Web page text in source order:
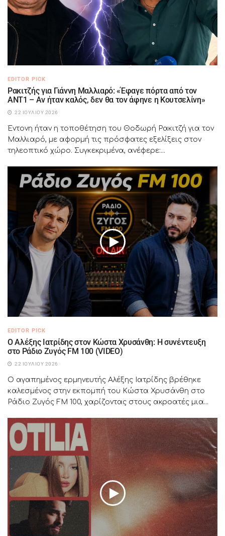
EDITOR PICK
Ρακιτζής για Γιάννη Μαλλιαρό: «Έφαγε πόρτα από τον
ΑΝΤ1 – Αν ήταν καλός, δεν θα τον άφηνε η Κουτσελίνη»
22 ΙΟΥΛΊΟΥ 2026
Έντονη ήταν η τοποθέτηση του Θοδωρή Ρακιτζή για τον
Μαλλιαρό, με αφορμή τις πρόσφατες εξελίξεις στον
τηλεοπτικό χώρο. Συγκεκριμένα, ανέφερε:...
EDITOR PICK
Ο Αλέξης Ιατρίδης στον Κώστα Χρυσάνθη: Η συνέντευξη
στο Ράδιο Ζυγός FM 100 (VIDEO)
22 ΙΟΥΛΊΟΥ 2026
Ο αγαπημένος ερμηνευτής Αλέξης Ιατρίδης βρέθηκε
καλεσμένος στην εκπομπή του Κώστα Χρυσάνθη στο
Ράδιο Ζυγός FM 100, χαρίζοντας στους ακροατές μια...